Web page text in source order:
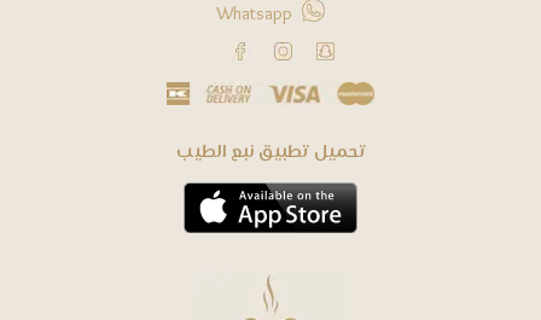
Whatsapp
ﺗﺤﻤﻴﻞ ﺗﻄﺒﻴﻖ ﻧﺒﻊ ﺍﻟﻄﻴﺐ